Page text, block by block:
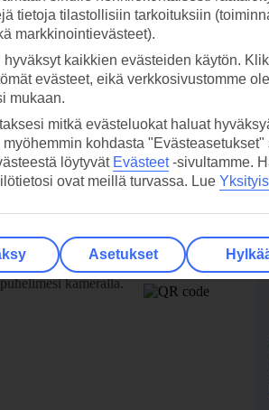
nyt!
kätevästi lukemalla
kameralla.
tietoja tilastollisiin tarkoituksiin
markkinointievästeet).
kaikkien evästeiden käytön.
evästeet, eikä verkkosivustomme
mukaan.
mitkä evästeluokat haluat
kohdasta
löytyvät Evästeet-sivultamme.
ovat meillä turvassa. Lue
Asetukset